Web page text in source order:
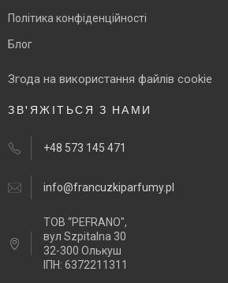
Політика конфіденційності
Блог
Згода на використання файлів cookie
ЗВ'ЯЖІТЬСЯ З НАМИ
+48 573 145 471
info@francuzkiparfumy.pl
ТОВ “PEFRANO",
вул Szpitalna 30
32-300 Олькуш
ІПН: 6372211311